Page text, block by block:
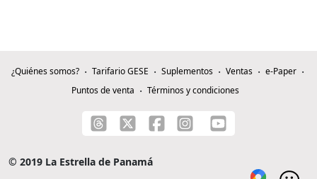
¿Quiénes somos? Tarifario GESE Suplementos Ventas
e-Paper
Puntos de venta
Términos y condiciones
© 2019 La Estrella de Panamá